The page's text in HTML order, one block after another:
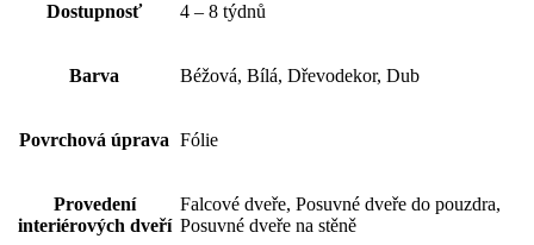
Dostupnosť 4 – 8 týdnů
Barva Béžová, Bílá, Dřevodekor, Dub
Povrchová úprava Fólie
Provedení
interiérových dveří
Falcové dveře, Posuvné dveře do pouzdra,
Posuvné dveře na stěně